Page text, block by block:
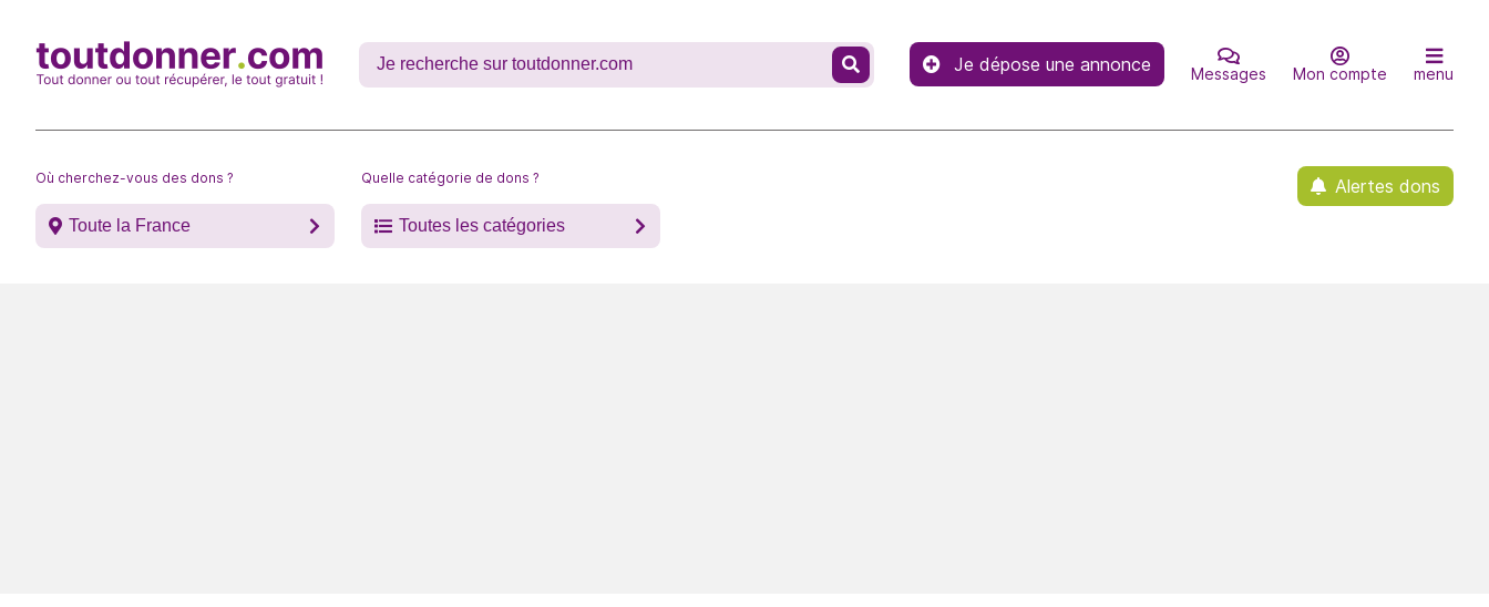
Je dépose une annonce Messages Mon compte menu
Où cherchez-vous des dons ?
Toute la France
Quelle catégorie de dons ?
Toutes les catégories
Alertes dons